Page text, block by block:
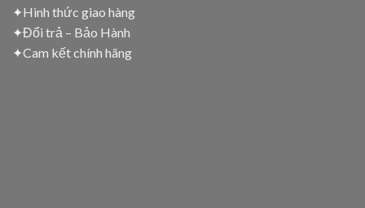
✦Hình thức giao hàng
✦Đổi trả – Bảo Hành
✦Cam kết chính hãng